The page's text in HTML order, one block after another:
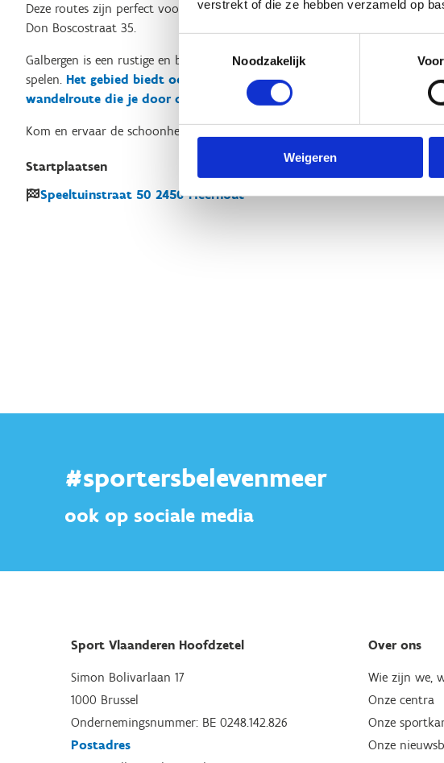
verstrekt of die ze hebben verzameld op
Noodzakelijk
Weigeren
Deze routes zijn perfect voor zowel lopers als wandelaars. De startlocatie
Don Boscostraat 35.
Galbergen is een rustige en bosrijke omgeving, ideaal om te wandelen, te
spelen. Het gebied biedt ook een buitenspeeltuin en het Galbergenpad,
wandelroute die je door de natuurlijke schoonheid van de Kempen
Kom en ervaar de schoonheid van Mol Galbergen terwijl je actief blijft!
Startplaatsen
Speeltuinstraat 50 2450 Meerhout
#sportersbelevenmeer
ook op sociale media
Sport Vlaanderen Hoofdzetel
Simon Bolivarlaan 17
1000 Brussel
Ondernemingsnummer: BE 0248.142.826
Postadres
Over ons
Wie zijn we,
Onze centra
Onze
Onze